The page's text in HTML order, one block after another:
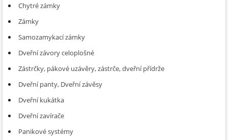
Chytré zámky
Zámky
Samozamykací zámky
Dveřní závory celoplošné
Zástrčky, pákové uzávěry, zástrče, dveřní přídrže
Dveřní panty, Dveřní závěsy
Dveřní kukátka
Dveřní zavírače
Panikové systémy